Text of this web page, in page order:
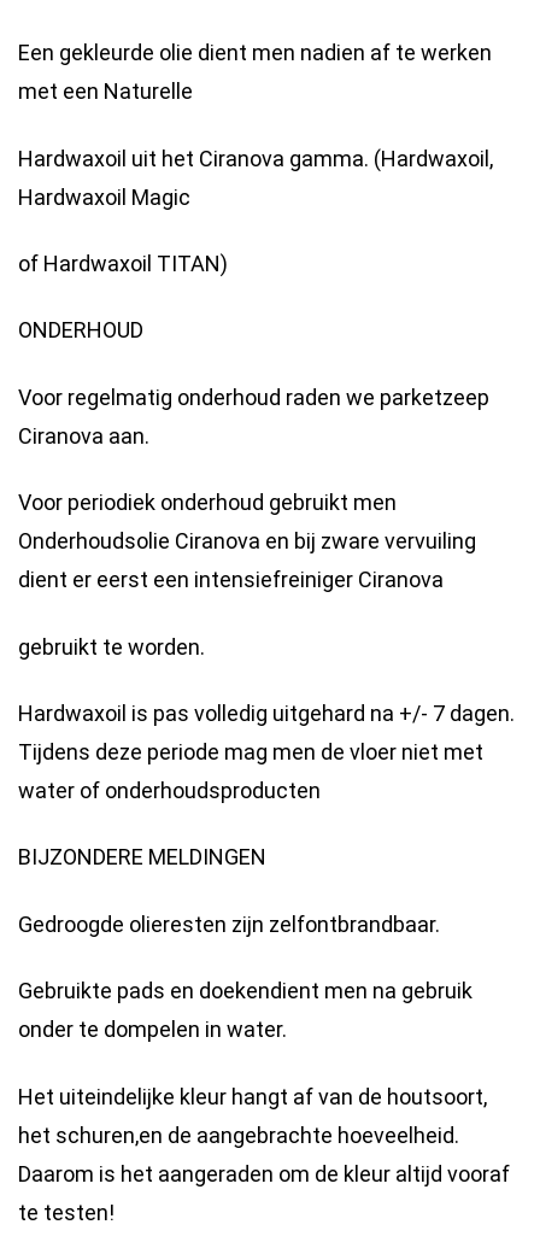
Een gekleurde olie dient men nadien af te werken
met een Naturelle
Hardwaxoil uit het Ciranova gamma. (Hardwaxoil,
Hardwaxoil Magic
of Hardwaxoil TITAN)
ONDERHOUD
Voor regelmatig onderhoud raden we parketzeep
Ciranova aan.
Voor periodiek onderhoud gebruikt men
Onderhoudsolie Ciranova en bij zware vervuiling
dient er eerst een intensiefreiniger Ciranova
gebruikt te worden.
Hardwaxoil is pas volledig uitgehard na +/- 7 dagen.
Tijdens deze periode mag men de vloer niet met
water of onderhoudsproducten
BIJZONDERE MELDINGEN
Gedroogde olieresten zijn zelfontbrandbaar.
Gebruikte pads en doekendient men na gebruik
onder te dompelen in water.
Het uiteindelijke kleur hangt af van de houtsoort,
het schuren,en de aangebrachte hoeveelheid.
Daarom is het aangeraden om de kleur altijd vooraf
te testen!